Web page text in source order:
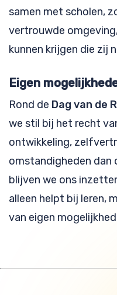
samen met scholen,
vertrouwde
kunnen krijgen die zij
Eigen
Rond de Dag van de
we stil bij het recht
ontwikkeling,
omstandigheden dan
blijven we ons
alleen helpt bij leren,
van eigen